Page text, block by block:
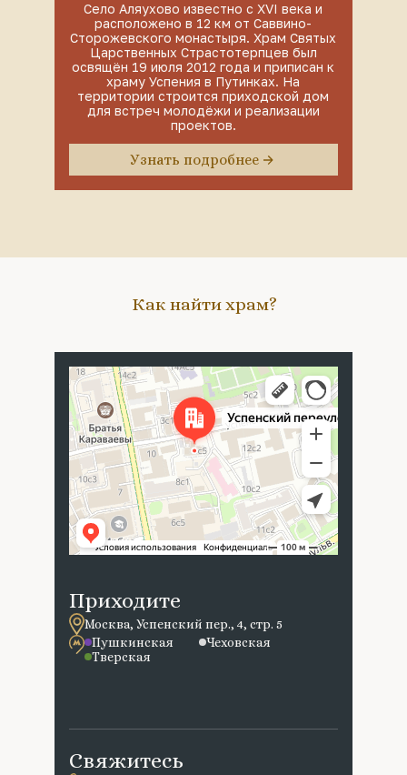
Село Аляухово известно с XVI века и
расположено в 12 км от Саввино-
Сторожевского монастыря. Храм Святых
Царственных Страстотерпцев был
освящён 19 июля 2012 года и приписан к
храму Успения в Путинках. На
территории строится приходской дом
для встреч молодёжи и реализации
проектов.
Узнать подробнее
Свяжитесь
Приходите
Москва, Успенский пер., 4, стр. 5
Пушкинская
Чеховская
Тверская
Как найти храм?
Москва
Успенский переулок, 4с5 — Яндекс Карты